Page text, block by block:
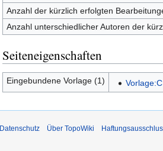
Anzahl der kürzlich erfolgten
Anzahl unterschiedlicher Autoren der
Seiteneigenschaften
Eingebundene Vorlage (1) Vorlage:C
Datenschutz Über TopoWiki